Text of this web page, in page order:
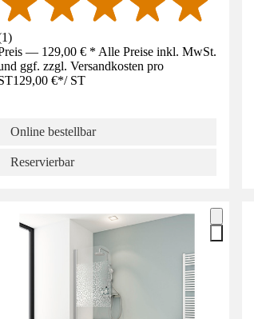
1)
— 129,00 € * Alle Preise inkl. MwSt.
ggf. zzgl. Versandkosten pro
129,00 €*/ ST
Online bestellbar
Reservierbar